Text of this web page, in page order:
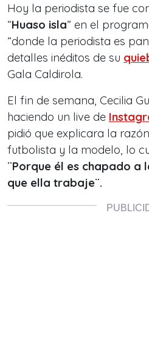
Hoy la periodista se fue
“Huaso isla” en el
“donde la periodista es
detalles inéditos de su
Gala Caldirola.
El fin de semana, Cecilia
haciendo un live de
pidió que explicara la
futbolista y la modelo, lo
¨Porque él es chapado a
que ella trabaje¨.